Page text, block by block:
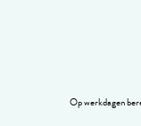
Op werkdagen